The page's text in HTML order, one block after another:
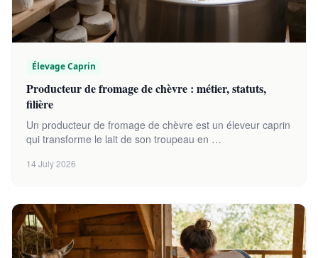
Élevage Caprin
Producteur de fromage de chèvre : métier, statuts,
filière
Un producteur de fromage de chèvre est un éleveur caprin
qui transforme le lait de son troupeau en …
14 July 2026